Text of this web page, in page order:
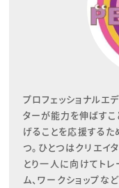
プロフェッショナルエ
ターが能力を伸ばすこ
げることを応援する
つ。ひとつはクリエイ
とり一人に向けてトレ
ム、ワークショップな